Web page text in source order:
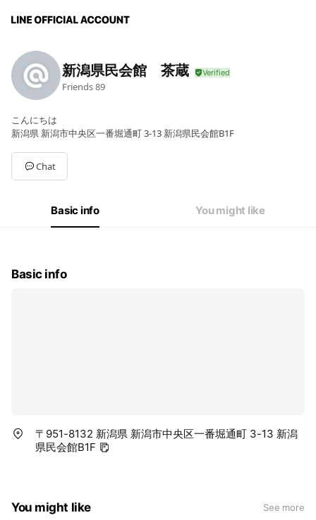
新潟県民会館 茶蔵
Friends89
こんにちは
新潟県 新潟市中央区一番堀通町 3-13 新潟県民会館B1F
Chat
Basic info You might like
Basic info
〒951-8132 新潟県 新潟市中央区一番堀通町 3-13 新潟
県民会館B1F
You might like See more